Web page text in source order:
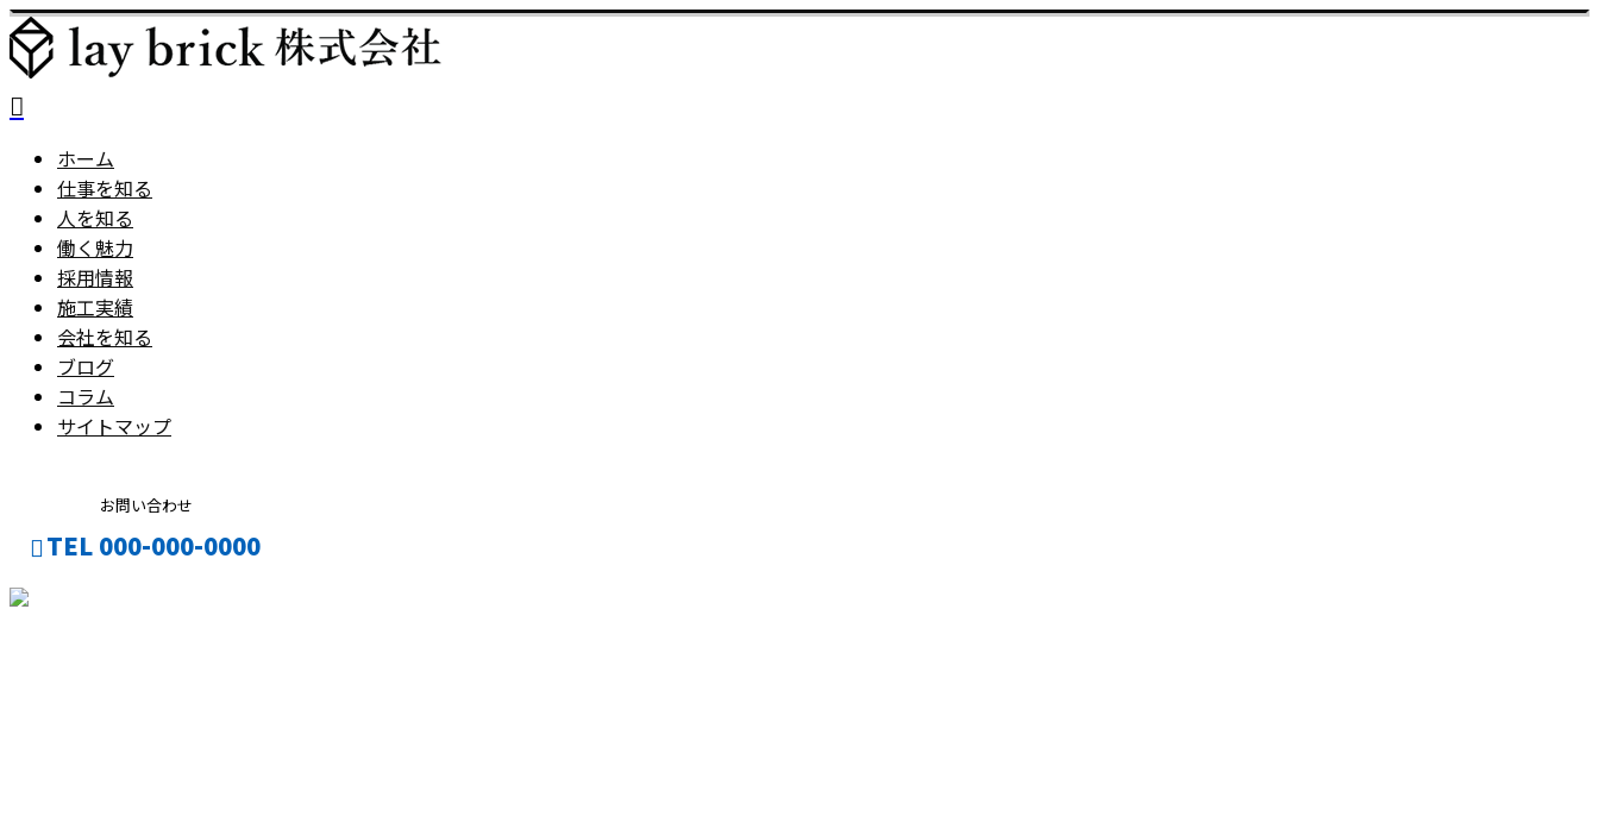
ホーム
仕事を知る
人を知る
働く魅力
採用情報
施工実績
会社を知る
ブログ
コラム
サイトマップ
お問い合わせ
TEL 000-000-0000